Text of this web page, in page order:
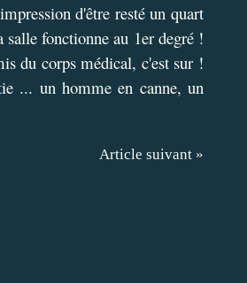
d'être resté un quart
fonctionne au 1er degré !
du corps médical, c'est sur !
... un homme en canne, un
Article suivant »